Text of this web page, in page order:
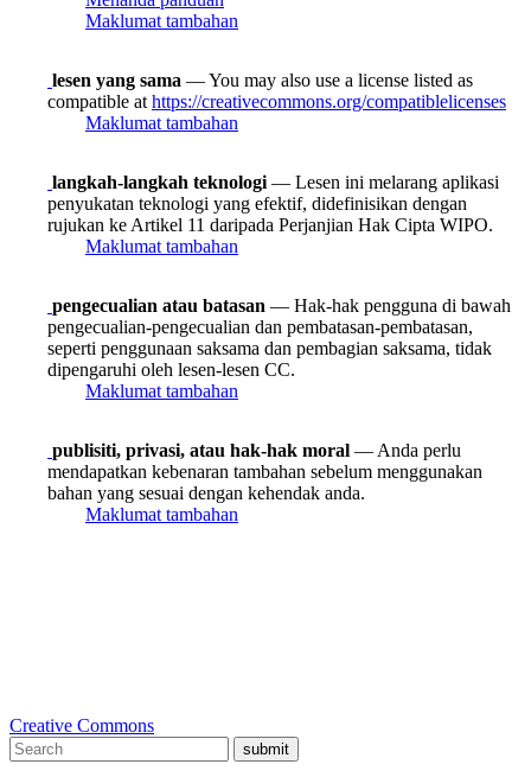
Maklumat tambahan
lesen yang sama — You may also use a license listed as
compatible at https://creativecommons.org/compatiblelicenses
Maklumat tambahan
langkah-langkah teknologi — Lesen ini melarang aplikasi
penyukatan teknologi yang efektif, didefinisikan dengan
rujukan ke Artikel 11 daripada Perjanjian Hak Cipta WIPO.
Maklumat tambahan
pengecualian atau batasan — Hak-hak pengguna di bawah
pengecualian-pengecualian dan pembatasan-pembatasan,
seperti penggunaan saksama dan pembagian saksama, tidak
dipengaruhi oleh lesen-lesen CC.
Maklumat tambahan
publisiti, privasi, atau hak-hak moral — Anda perlu
mendapatkan kebenaran tambahan sebelum menggunakan
bahan yang sesuai dengan kehendak anda.
Maklumat tambahan
Creative Commons
submit